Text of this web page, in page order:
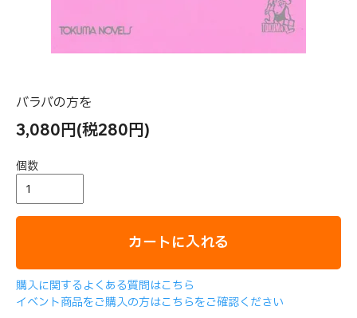
バラバの方を
3,080円(税280円)
個数
カートに入れる
購入に関するよくある質問はこちら
イベント商品をご購入の方はこちらをご確認ください